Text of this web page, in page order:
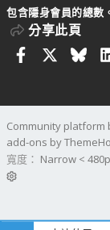
包含隱身會員的總數
分享此頁
Facebook
Community platform
add-ons by
寬度